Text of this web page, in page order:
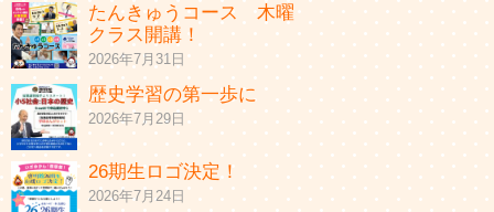
たんきゅうコース 木曜
クラス開講！
2026年7月31日
歴史学習の第一歩に
2026年7月29日
26期生ロゴ決定！
2026年7月24日